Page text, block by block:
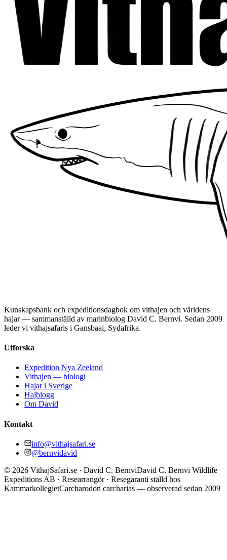
Kunskapsbank och expeditionsdagbok om vithajen och världens
hajar — sammanställd av marinbiolog David C. Bernvi. Sedan 2009
leder vi vithajsafaris i Gansbaai, Sydafrika.
Utforska
Expedition Nya Zeeland
Vithajen — biologi
Hajar i Sverige
Hajblogg
Om David
Kontakt
info@vithajsafari.se
@bernvidavid
© 2026 VithajSafari.se · David C. BernviDavid C. Bernvi Wildlife
Expeditions AB · Researrangör · Resegaranti ställd hos
KammarkollegietCarcharodon carcharias — observerad sedan 2009